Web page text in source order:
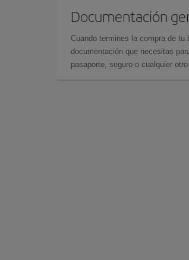
Documentación
Cuando termines la compra de
documentación que necesitas
pasaporte, seguro o cualquier